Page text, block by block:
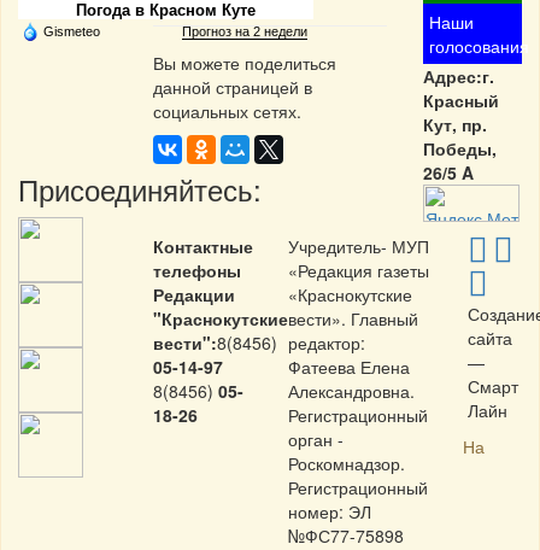
Погода в Красном Куте
Gismeteo Прогноз на 2 недели
Присоединяйтесь:
Вы можете поделиться
данной страницей в
социальных сетях.
Наши
голосования
Адрес:г.
Красный
Кут, пр.
Победы,
26/5 A
Контактные
телефоны
Редакции
"Краснокутские
вести":8(8456)
05-14-97
8(8456) 05-
18-26
Учредитель- МУП
«Редакция газеты
«Краснокутские
вести». Главный
редактор:
Фатеева Елена
Александровна.
Регистрационный
орган -
Роскомнадзор.
Регистрационный
номер: ЭЛ
№ФС77-75898
сайта
—
Смарт
Лайн
На